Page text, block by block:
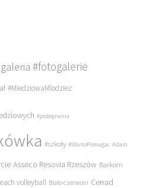
#fotogalerie
#MiedziowaMlodziez
#pożegnania
#szkoły #WartoPomagac Adam
Asseco Resovia Rzeszów Barkom
volleyball Biało-czerwoni Cerrad